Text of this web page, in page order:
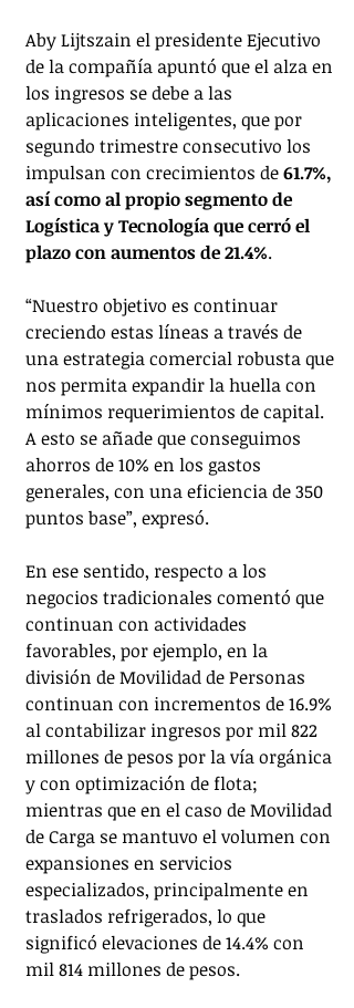
Aby Lijtszain el presidente Ejecutivo
de la compañía apuntó que el alza en
los ingresos se debe a las
aplicaciones inteligentes, que por
segundo trimestre consecutivo los
impulsan con crecimientos de 61.7%,
así como al propio segmento de
Logística y Tecnología que cerró el
plazo con aumentos de 21.4%.
“Nuestro objetivo es continuar
creciendo estas líneas a través de
una estrategia comercial robusta que
nos permita expandir la huella con
mínimos requerimientos de capital.
A esto se añade que conseguimos
ahorros de 10% en los gastos
generales, con una eficiencia de 350
puntos base”, expresó.
En ese sentido, respecto a los
negocios tradicionales comentó que
continuan con actividades
favorables, por ejemplo, en la
división de Movilidad de Personas
continuan con incrementos de 16.9%
al contabilizar ingresos por mil 822
millones de pesos por la vía orgánica
y con optimización de flota;
mientras que en el caso de Movilidad
de Carga se mantuvo el volumen con
expansiones en servicios
especializados, principalmente en
traslados refrigerados, lo que
significó elevaciones de 14.4% con
mil 814 millones de pesos.